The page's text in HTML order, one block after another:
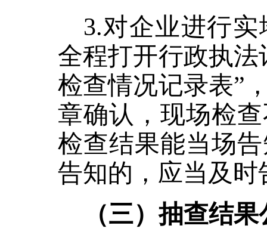
3.对企业进行
全程打开行政执
检查情况记录表”
章确认，现场检
检查结果能当场
告知的，应当及时
（三）抽查结